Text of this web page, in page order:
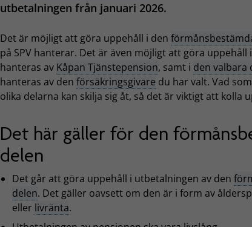
utbetalningen från januari 2026.
Det är möjligt att göra uppehåll i den
på SPV hanterar. Det är även möjligt att göra uppehåll
hanteras av Kåpan Tjänstepension, samt i den valbara
hanteras av den försäkringsgivare du har valt. Vad
olika delarna kan skilja sig åt, så det är viktigt att kolla
Det här gäller för den
delen
Det går att göra uppehåll i utbetalningen av den
delen. Det gäller oavsett om den är i form av
eller livränta.